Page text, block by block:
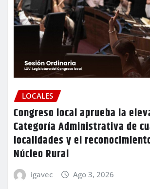
LOCALES
Congreso local aprueba la
Categoría Administrativa de
localidades y el
Núcleo Rural
igavec Ago 3, 2026